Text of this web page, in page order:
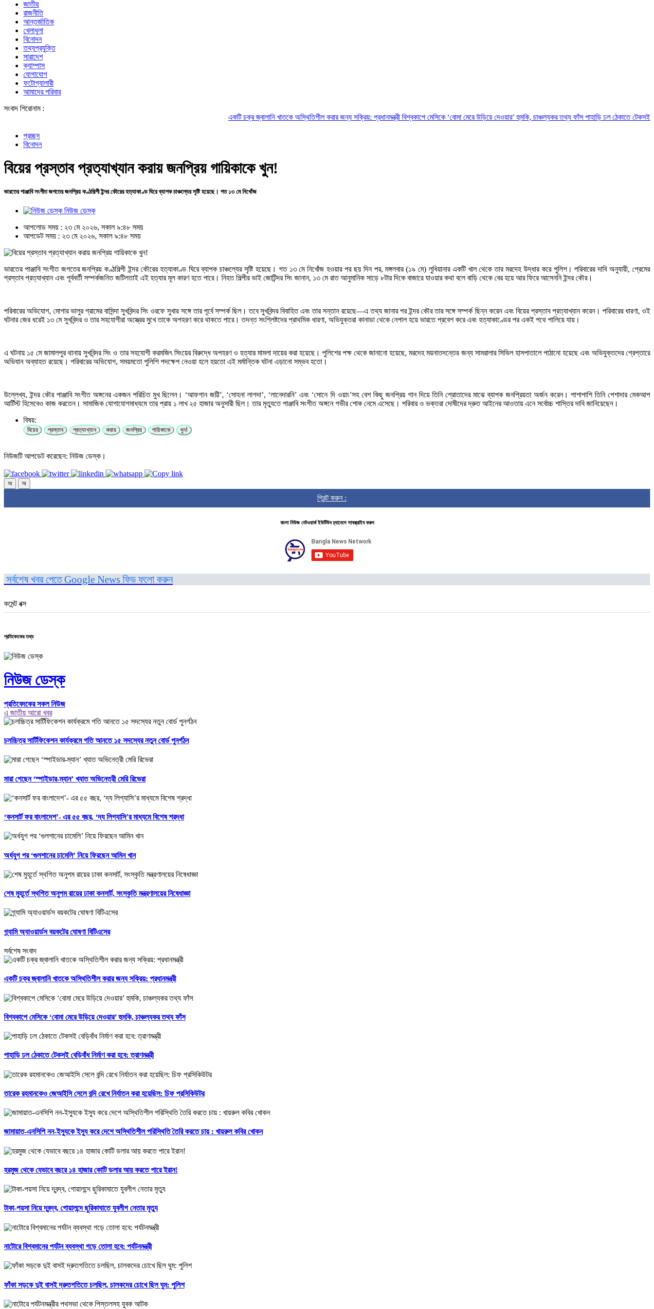
জাতীয়
রাজনীতি
আন্তর্জাতিক
খেলাধুলা
বিনোদন
তথ্যপ্রযুক্তি
সারাদেশ
ক্যাম্পাস
যোগাযোগ
ফটোগ্যালারী
আমাদের পরিবার
সংবাদ শিরোনাম :
একটি চক্র জ্বালানি খাতকে অস্থিতিশীল করার জন্য সক্রিয়: প্রধানমন্ত্রীবিশ্বকাপে মেসিকে ‘বোমা মেরে উড়িয়ে দেওয়ার’ হুমকি, চাঞ্চল্যকর তথ্য ফাঁসপাহাড়ি ঢল ঠেকাতে টেকসই বেড়িবাঁধ নির্মাণ
প্রচ্ছদ
বিনোদন
বিয়ের প্রস্তাব প্রত্যাখ্যান করায় জনপ্রিয় গায়িকাকে খুন!
ভারতের পাঞ্জাবি সংগীত জগতের জনপ্রিয় কণ্ঠশিল্পী ইন্দর কৌরের হত্যাকাণ্ড ঘিরে ব্যাপক চাঞ্চল্যের সৃষ্টি হয়েছে। গত ১৩ মে নিখোঁজ
নিউজ ডেস্ক
আপলোড সময় : ২৩ মে ২০২৬, সকাল ৯:৪৮ সময়
আপডেট সময় : ২৩ মে ২০২৬, সকাল ৯:৪৮ সময়
ভারতের পাঞ্জাবি সংগীত জগতের জনপ্রিয় কণ্ঠশিল্পী ইন্দর কৌরের হত্যাকাণ্ড ঘিরে ব্যাপক চাঞ্চল্যের সৃষ্টি হয়েছে। গত ১৩ মে নিখোঁজ হওয়ার পর ছয় দিন পর, মঙ্গলবার (১৯ মে) লুধিয়ানার একটি খাল থেকে তার মরদেহ উদ্ধার করে পুলিশ। পরিবারের দাবি অনুযায়ী, প্রেমের
প্রস্তাব প্রত্যাখ্যান এবং পূর্ববর্তী সম্পর্কজনিত জটিলতাই এই হত্যার মূল কারণ হতে পারে। নিহত শিল্পীর ভাই জোটিন্দর সিং জানান, ১৩ মে রাত আনুমানিক সাড়ে ৮টার দিকে বাজারে যাওয়ার কথা বলে বাড়ি থেকে বের হয়ে আর ফিরে আসেননি ইন্দর কৌর।
পরিবারের অভিযোগ, মোগার ভালুর গ্রামের বাসিন্দা সুখবিন্দর সিং ওরফে সুখার সঙ্গে তার পূর্বে সম্পর্ক ছিল। তবে সুখবিন্দর বিবাহিত এবং তার সন্তান রয়েছে—এ তথ্য জানার পর ইন্দর কৌর তার সঙ্গে সম্পর্ক ছিন্ন করেন এবং বিয়ের প্রস্তাব প্রত্যাখ্যান করেন। পরিবারের ধারণা, ওই
ঘটনার জের ধরেই ১৩ মে সুখবিন্দর ও তার সহযোগীরা অস্ত্রের মুখে তাকে অপহরণ করে থাকতে পারে। তদন্ত সংশ্লিষ্টদের প্রাথমিক ধারণা, অভিযুক্তরা কানাডা থেকে নেপাল হয়ে ভারতে প্রবেশ করে এবং হত্যাকাণ্ডের পর একই পথে পালিয়ে যায়।
এ ঘটনায় ১৫ মে জামালপুর থানায় সুখবিন্দর সিং ও তার সহযোগী করমজিৎ সিংয়ের বিরুদ্ধে অপহরণ ও হত্যার মামলা দায়ের করা হয়েছে। পুলিশের পক্ষ থেকে জানানো হয়েছে, মরদেহ ময়নাতদন্তের জন্য সামরালার সিভিল হাসপাতালে পাঠানো হয়েছে এবং অভিযুক্তদের গ্রেপ্তারে
অভিযান অব্যাহত রয়েছে। পরিবারের অভিযোগ, সময়মতো পুলিশি পদক্ষেপ নেওয়া হলে হয়তো এই মর্মান্তিক ঘটনা এড়ানো সম্ভব হতো।
উল্লেখ্য, ইন্দর কৌর পাঞ্জাবি সংগীত অঙ্গনের একজন পরিচিত মুখ ছিলেন। ‘আফগান জট্টি’, ‘সোহনা লাগদা’, ‘লানেদারনি’ এবং ‘সোনে দি ওয়াং’সহ বেশ কিছু জনপ্রিয় গান দিয়ে তিনি শ্রোতাদের মাঝে ব্যাপক জনপ্রিয়তা অর্জন করেন। পাশাপাশি তিনি পেশাদার মেকআপ
আর্টিস্ট হিসেবেও কাজ করতেন। সামাজিক যোগাযোগমাধ্যমে তার প্রায় ১ লাখ ২৫ হাজার অনুসারী ছিল। তার মৃত্যুতে পাঞ্জাবি সংগীত অঙ্গনে গভীর শোক নেমে এসেছে। পরিবার ও ভক্তরা দোষীদের দ্রুত আইনের আওতায় এনে সর্বোচ্চ শাস্তির দাবি জানিয়েছেন।
বিষয়:
বিয়ের প্রস্তাব প্রত্যাখ্যান করায় জনপ্রিয় গায়িকাকে খুন!
নিউজটি আপডেট করেছেন: নিউজ ডেস্ক।
অ অ
প্রিন্ট করুন :
বাংলা নিউজ নেটওয়ার্ক ইউটিউব চ্যানেলে সাবস্ক্রাইব করুন
সর্বশেষ খবর পেতে Google News ফিড ফলো করুন
কমেন্ট বক্স
প্রতিবেদকের তথ্য
নিউজ ডেস্ক
প্রতিবেদকের সকল নিউজ
এ জাতীয় আরো খবর
চলচ্চিত্র সার্টিফিকেশন কার্যক্রমে গতি আনতে ১৫ সদস্যের নতুন বোর্ড পুনর্গঠন
মারা গেছেন ‘স্পাইডার-ম্যান’ খ্যাত অভিনেত্রী মেরি রিভেরা
‘কনসার্ট ফর বাংলাদেশ’- এর ৫৫ বছর, ‘দ্য লিগ্যাসি’র মাধ্যমে বিশেষ শ্রদ্ধা
অর্ধযুগ পর ‘গুলশানের চামেলি’ নিয়ে ফিরছেন আমিন খান
শেষ মুহূর্তে স্থগিত অনুপম রায়ের ঢাকা কনসার্ট, সংস্কৃতি মন্ত্রণালয়ের নিষেধাজ্ঞা
গ্র্যামি অ্যাওয়ার্ডস বয়কটের ঘোষণা বিটিএসের
সর্বশেষ সংবাদ
একটি চক্র জ্বালানি খাতকে অস্থিতিশীল করার জন্য সক্রিয়: প্রধানমন্ত্রী
বিশ্বকাপে মেসিকে ‘বোমা মেরে উড়িয়ে দেওয়ার’ হুমকি, চাঞ্চল্যকর তথ্য ফাঁস
পাহাড়ি ঢল ঠেকাতে টেকসই বেড়িবাঁধ নির্মাণ করা হবে: ত্রাণমন্ত্রী
তারেক রহমানকেও জেআইসি সেলে বন্দি রেখে নির্যাতন করা হয়েছিল: চিফ প্রসিকিউটর
জামায়াত-এনসিপি নন-ইস্যুকে ইস্যু করে দেশে অস্থিতিশীল পরিস্থিতি তৈরি করতে চায় : খায়রুল কবির খোকন
হরমুজ থেকে যেভাবে বছরে ১৪ হাজার কোটি ডলার আয় করতে পারে ইরান!
টাকা-পয়সা নিয়ে দ্বন্দ্ব, গোয়ালন্দে ছুরিকাঘাতে যুবলীগ নেতার মৃত্যু
নাটোরে বিশ্বমানের পর্যটন ব্যবস্থা গড়ে তোলা হবে: পর্যটনমন্ত্রী
ফাঁকা সড়কে দুই বাসই দ্রুতগতিতে চলছিল, চালকদের চোখে ছিল ঘুম: পুলিশ